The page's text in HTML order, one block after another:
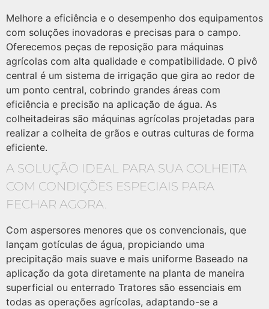
Melhore a eficiência e o desempenho dos equipamentos
com soluções inovadoras e precisas para o campo.
Oferecemos peças de reposição para máquinas
agrícolas com alta qualidade e compatibilidade. O pivô
central é um sistema de irrigação que gira ao redor de
um ponto central, cobrindo grandes áreas com
eficiência e precisão na aplicação de água. As
colheitadeiras são máquinas agrícolas projetadas para
realizar a colheita de grãos e outras culturas de forma
eficiente.
A SOLUÇÃO IDEAL PARA SUA COLHEITA
COM CONDIÇÕES ESPECIAIS PARA
FECHAR AGORA.
Com aspersores menores que os convencionais, que
lançam gotículas de água, propiciando uma
precipitação mais suave e mais uniforme Baseado na
aplicação da gota diretamente na planta de maneira
superficial ou enterrado Tratores são essenciais em
todas as operações agrícolas, adaptando-se a